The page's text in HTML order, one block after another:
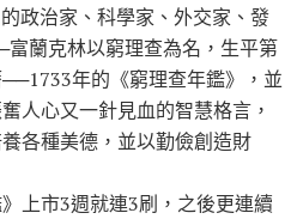
治家、科學家、外交家、發
蘭克林以窮理查為名，生平第
年的《窮理查年鑑》，並
人心又一針見血的智慧格言，
各種美德，並以勤儉創造財
市3週就連3刷，之後更連續